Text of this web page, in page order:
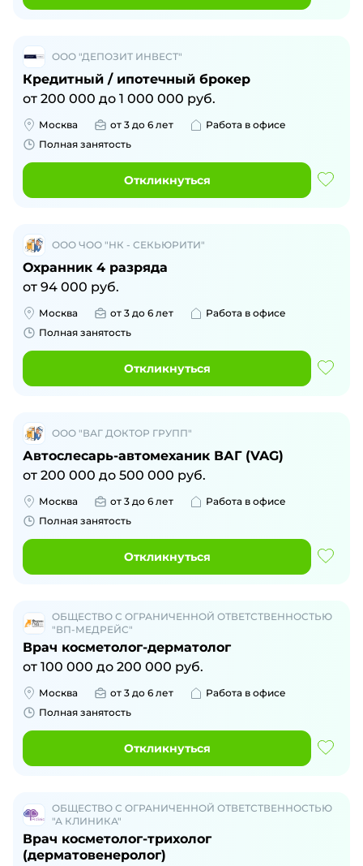
ООО "ДЕПОЗИТ ИНВЕСТ"
Кредитный / ипотечный брокер
от 200 000 до 1 000 000 руб.
Москва от 3 до 6 лет
Работа в офисе
Полная занятость
Откликнуться
ООО ЧОО "НК - СЕКЬЮРИТИ"
Охранник 4 разряда
от 94 000 руб.
Москва от 3 до 6 лет
Работа в офисе
Полная занятость
Откликнуться
ООО "ВАГ ДОКТОР ГРУПП"
Автослесарь-автомеханик ВАГ (VAG)
от 200 000 до 500 000 руб.
Москва от 3 до 6 лет
Работа в офисе
Полная занятость
Откликнуться
ОБЩЕСТВО С ОГРАНИЧЕННОЙ ОТВЕТСТВЕННОСТЬЮ
"ВП-МЕДРЕЙС"
Врач косметолог-дерматолог
от 100 000 до 200 000 руб.
Москва от 3 до 6 лет
Работа в офисе
Полная занятость
Откликнуться
ОБЩЕСТВО С ОГРАНИЧЕННОЙ ОТВЕТСТВЕННОСТЬЮ
"А КЛИНИКА"
Врач косметолог-трихолог
(дерматовенеролог)